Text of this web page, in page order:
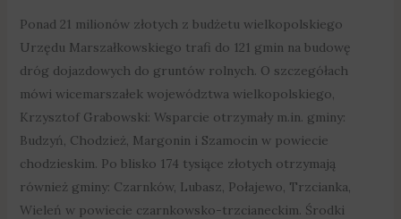
Ponad 21 milionów złotych z budżetu wielkopolskiego
Urzędu Marszałkowskiego trafi do 121 gmin na budowę
dróg dojazdowych do gruntów rolnych. O szczegółach
mówi wicemarszałek województwa wielkopolskiego,
Krzysztof Grabowski: Wsparcie otrzymały m.in. gminy:
Budzyń, Chodzież, Margonin i Szamocin w powiecie
chodzieskim. Po blisko 174 tysiące złotych otrzymają
również gminy: Czarnków, Lubasz, Połajewo, Trzcianka,
Wieleń w powiecie czarnkowsko-trzcianeckim. Środki